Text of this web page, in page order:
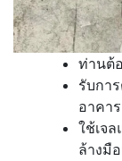
ท่านต้
รับกา
อาคาร
ใช้เจ
ล้างมื